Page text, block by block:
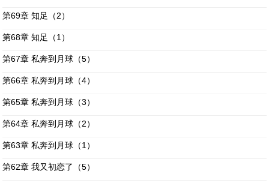
第69章 知足（2）
第68章 知足（1）
第67章 私奔到月球（5）
第66章 私奔到月球（4）
第65章 私奔到月球（3）
第64章 私奔到月球（2）
第63章 私奔到月球（1）
第62章 我又初恋了（5）